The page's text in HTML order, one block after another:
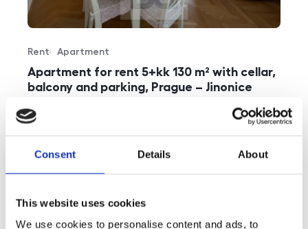
Consent Details About
This website uses cookies
We use cookies to personalise content and ads, to
Apartment for rent 5+kk 130 m² with cellar,
balcony and parking, Prague – Jinonice
Offer type
Rent
Property type
Apartment
rozměry
disposition
5+kk